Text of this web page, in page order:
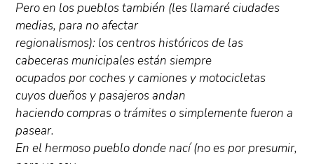
Pero en los pueblos también (les llamaré ciudades
medias, para no afectar
regionalismos): los centros históricos de las
cabeceras municipales están siempre
ocupados por coches y camiones y motocicletas
cuyos dueños y pasajeros andan
haciendo compras o trámites o simplemente fueron a
pasear.
En el hermoso pueblo donde nací (no es por presumir,